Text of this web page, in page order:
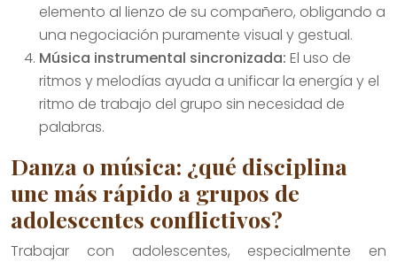
elemento al lienzo de su compañero, obligando a
una negociación puramente visual y gestual.
Música instrumental sincronizada: El uso de
ritmos y melodías ayuda a unificar la energía y el
ritmo de trabajo del grupo sin necesidad de
palabras.
Danza o música: ¿qué disciplina
une más rápido a grupos de
adolescentes conflictivos?
Trabajar con adolescentes, especialmente en